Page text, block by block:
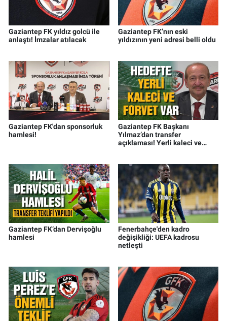
Gaziantep FK yıldız golcü ile
anlaştı! İmzalar atılacak
Gaziantep FK’nın eski
yıldızının yeni adresi belli oldu
Gaziantep FK'dan sponsorluk
hamlesi!
Gaziantep FK Başkanı
Yılmaz’dan transfer
açıklaması! Yerli kaleci ve
Gaziantep FK’dan Dervişoğlu
hamlesi
Fenerbahçe'den kadro
değişikliği: UEFA kadrosu
netleşti